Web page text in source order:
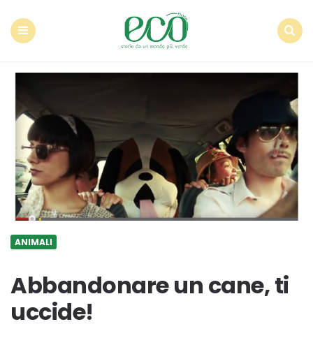
ANIMALI
Abbandonare un cane, ti
uccide!